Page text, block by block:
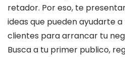
retador. Por eso, te
ideas que pueden ayudarte
clientes para arrancar tu
Busca a tu primer publico,